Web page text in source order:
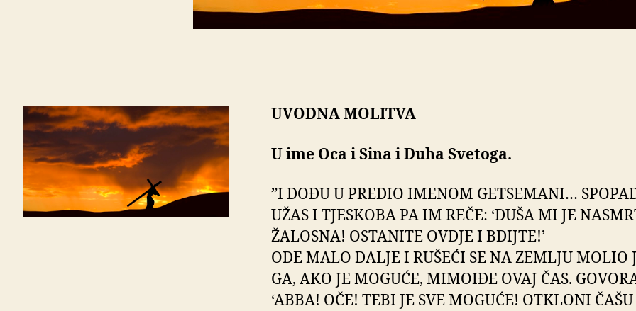
UVODNA MOLITVA
U ime Oca i Sina i Duha Svetoga.
”I DOĐU U PREDIO IMENOM GETSEMANI…
UŽAS I TJESKOBA PA IM REČE: ‘DUŠA MI JE
ŽALOSNA! OSTANITE OVDJE I BDIJTE!’
ODE MALO DALJE I RUŠEĆI SE NA ZEMLJU MOLIO
GA, AKO JE MOGUĆE, MIMOIĐE OVAJ ČAS.
‘ABBA! OČE! TEBI JE SVE MOGUĆE! OTKLONI